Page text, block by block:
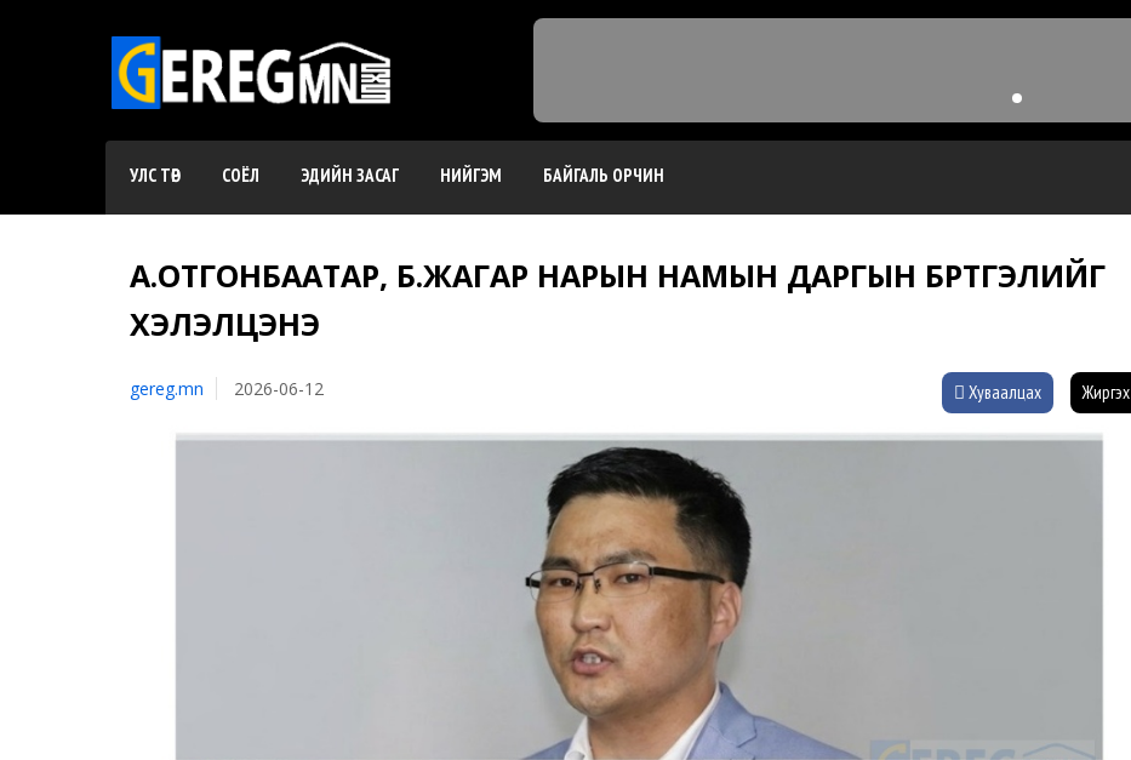
УЛС ТӨР СОЁЛ ЭДИЙН ЗАСАГ НИЙГЭМ БАЙГАЛЬ ОРЧИН
А.ОТГОНБААТАР, Б.ЖАГАР НАРЫН НАМЫН ДАРГЫН БҮРТГЭЛИЙГ
ХЭЛЭЛЦЭНЭ
gereg.mn 2026-06-12 Хуваалцах Жиргэх